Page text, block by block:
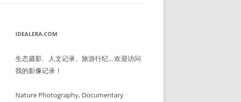
IDEALERA.COM
生态摄影、人文记录、旅游行纪... 欢迎访问
我的影像记录！
Nature Photography, Documentary